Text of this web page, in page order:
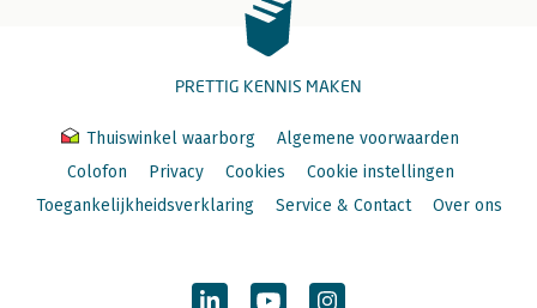
PRETTIG KENNIS MAKEN
Thuiswinkel waarborg
Algemene voorwaarden
Colofon
Privacy Cookies
Cookie instellingen
Toegankelijkheidsverklaring
Service & Contact Over ons